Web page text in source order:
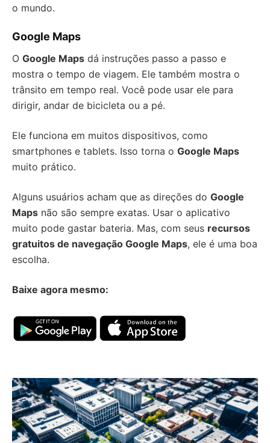
o mundo.
Google Maps
O Google Maps dá instruções passo a passo e
mostra o tempo de viagem. Ele também mostra o
trânsito em tempo real. Você pode usar ele para
dirigir, andar de bicicleta ou a pé.
Ele funciona em muitos dispositivos, como
smartphones e tablets. Isso torna o Google Maps
muito prático.
Alguns usuários acham que as direções do Google
Maps não são sempre exatas. Usar o aplicativo
muito pode gastar bateria. Mas, com seus recursos
gratuitos de navegação Google Maps, ele é uma boa
escolha.
Baixe agora mesmo: